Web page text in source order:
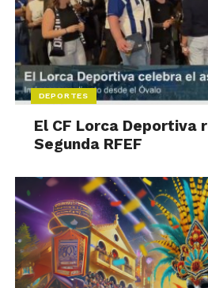
DEPORTES
El CF Lorca Deportiva
Segunda RFEF